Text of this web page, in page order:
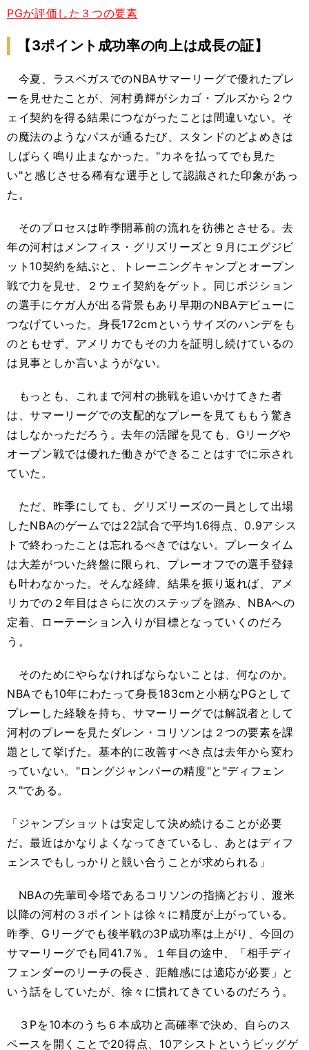
PGが評価した３つの要素
【3ポイント成功率の向上は成長の証】
今夏、ラスベガスでのNBAサマーリーグで優れたプレ
ーを見せたことが、河村勇輝がシカゴ・ブルズから２ウ
ェイ契約を得る結果につながったことは間違いない。そ
の魔法のようなパスが通るたび、スタンドのどよめきは
しばらく鳴り止まなかった。"カネを払ってでも見た
い"と感じさせる稀有な選手として認識された印象があっ
た。
そのプロセスは昨季開幕前の流れを彷彿とさせる。去
年の河村はメンフィス・グリズリーズと９月にエグジビ
ット10契約を結ぶと、トレーニングキャンプとオープン
戦で力を見せ、２ウェイ契約をゲット。同じポジション
の選手にケガ人が出る背景もあり早期のNBAデビューに
つなげていった。身長172cmというサイズのハンデをも
のともせず、アメリカでもその力を証明し続けているの
は見事としか言いようがない。
もっとも、これまで河村の挑戦を追いかけてきた者
は、サマーリーグでの支配的なプレーを見てももう驚き
はしなかっただろう。去年の活躍を見ても、Gリーグや
オープン戦では優れた働きができることはすでに示され
ていた。
ただ、昨季にしても、グリズリーズの一員として出場
したNBAのゲームでは22試合で平均1.6得点、0.9アシス
トで終わったことは忘れるべきではない。プレータイム
は大差がついた終盤に限られ、プレーオフでの選手登録
も叶わなかった。そんな経緯、結果を振り返れば、アメ
リカでの２年目はさらに次のステップを踏み、NBAへの
定着、ローテーション入りが目標となっていくのだろ
う。
そのためにやらなければならないことは、何なのか。
NBAでも10年にわたって身長183cmと小柄なPGとして
プレーした経験を持ち、サマーリーグでは解説者として
河村のプレーを見たダレン・コリソンは２つの要素を課
題として挙げた。基本的に改善すべき点は去年から変わ
っていない。"ロングジャンパーの精度"と"ディフェン
ス"である。
「ジャンプショットは安定して決め続けることが必要
だ。最近はかなりよくなってきているし、あとはディフ
ェンスでもしっかりと競い合うことが求められる」
NBAの先輩司令塔であるコリソンの指摘どおり、渡米
以降の河村の３ポイントは徐々に精度が上がっている。
昨季、Gリーグでも後半戦の3P成功率は上がり、今回の
サマーリーグでも同41.7％。１年目の途中、「相手ディ
フェンダーのリーチの長さ、距離感には適応が必要」と
いう話をしていたが、徐々に慣れてきているのだろう。
３Pを10本のうち６本成功と高確率で決め、自らのス
ペースを開くことで20得点、10アシストというビッグゲ